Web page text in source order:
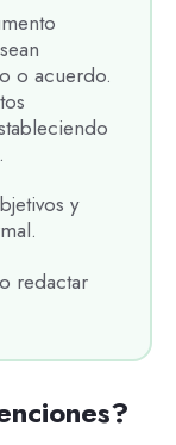
o acuerdo.
y
redactar